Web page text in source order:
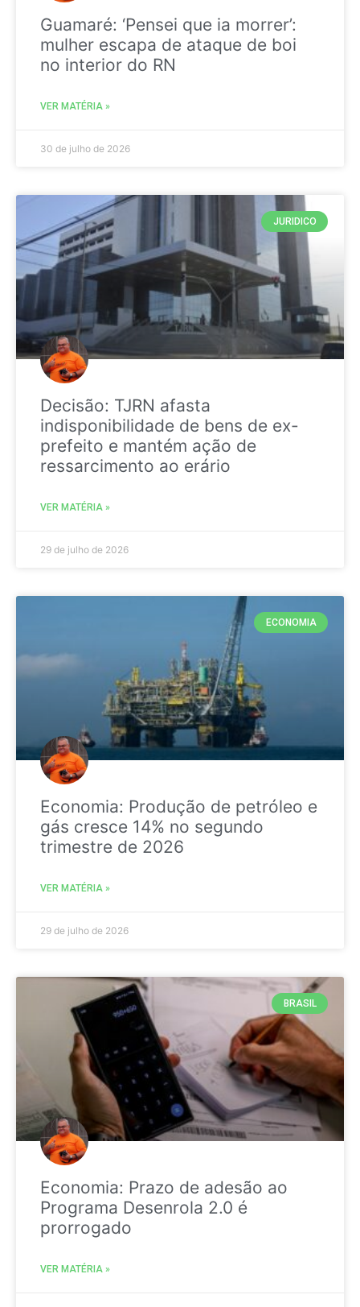
Guamaré: ‘Pensei que ia morrer’:
mulher escapa de ataque de boi
no interior do RN
VER MATÉRIA »
30 de julho de 2026
JURIDICO
Decisão: TJRN afasta
indisponibilidade de bens de ex-
prefeito e mantém ação de
ressarcimento ao erário
VER MATÉRIA »
29 de julho de 2026
ECONOMIA
Economia: Produção de petróleo e
gás cresce 14% no segundo
trimestre de 2026
VER MATÉRIA »
29 de julho de 2026
BRASIL
Economia: Prazo de adesão ao
Programa Desenrola 2.0 é
prorrogado
VER MATÉRIA »